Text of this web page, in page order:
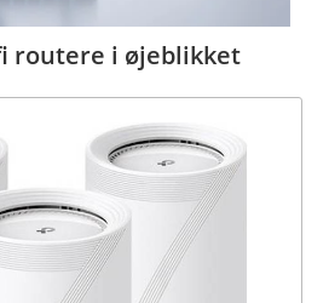
routere i øjeblikket